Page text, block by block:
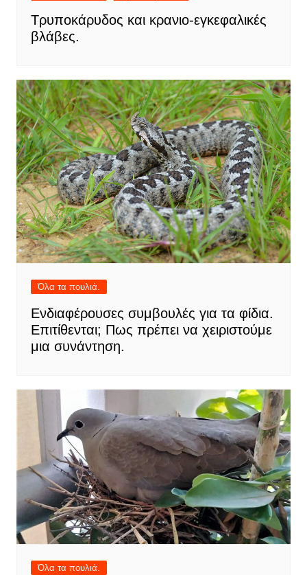
Τρυποκάρυδος και κρανιο-εγκεφαλικές
βλάβες.
Όλα τα πουλιά.
Ενδιαφέρουσες συμβουλές για τα φίδια.
Επιτίθενται; Πως πρέπει να χειριστούμε
μια συνάντηση.
Όλα τα πουλιά.